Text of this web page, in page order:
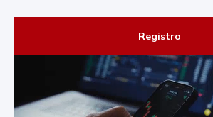
Registro